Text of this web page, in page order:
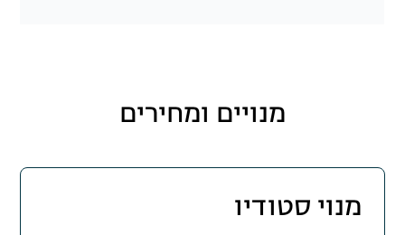
מנויים ומחירים
מנוי סטודיו